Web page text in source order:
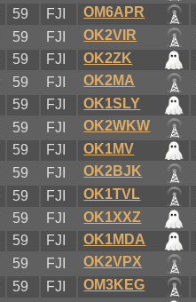
59 FJI OM6APR
59 FJI OK2VIR
59 FJI OK2ZK
59 FJI OK2MA
59 FJI OK1SLY
59 FJI OK2WKW
59 FJI OK1MV
59 FJI OK2BJK
59 FJI OK1TVL
59 FJI OK1XXZ
59 FJI OK1MDA
59 FJI OK2VPX
59 FJI OM3KEG